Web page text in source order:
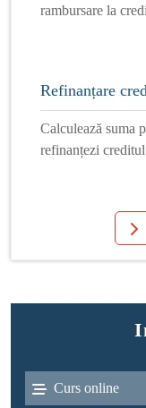
rambursare la
Refinanțare
Calculează suma
refinanțezi creditul
Curs online